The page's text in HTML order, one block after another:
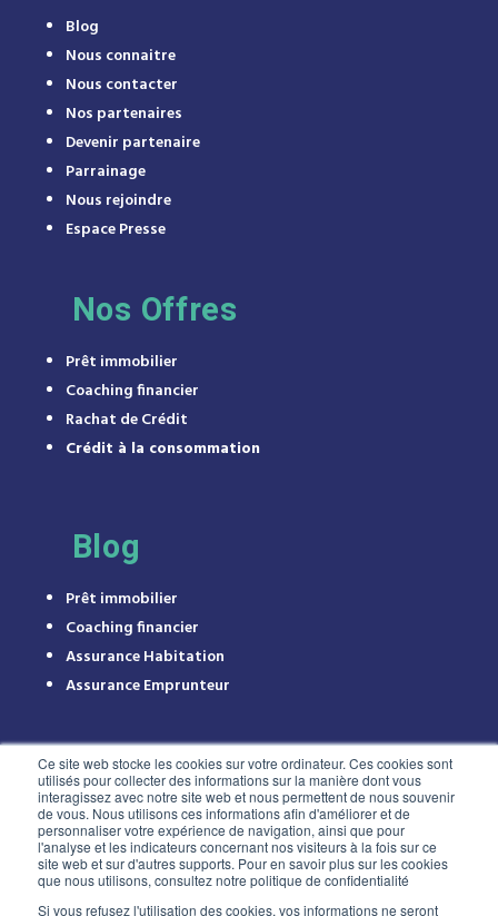
Ce site web stocke les cookies sur votre ordinateur. Ces cookies sont
utilisés pour collecter des informations sur la manière dont vous
interagissez avec notre site web et nous permettent de nous souvenir
de vous. Nous utilisons ces informations afin d'améliorer et de
personnaliser votre expérience de navigation, ainsi que pour
l'analyse et les indicateurs concernant nos visiteurs à la fois sur ce
site web et sur d'autres supports. Pour en savoir plus sur les cookies
que nous utilisons, consultez notre politique de confidentialité
Si vous refusez l'utilisation des cookies, vos informations ne seront
Blog
Nous connaitre
Nous contacter
Nos partenaires
Devenir partenaire
Parrainage
Nous rejoindre
Espace Presse
Nos Offres
Prêt immobilier
Coaching financier
Rachat de Crédit
Crédit à la consommation
Blog
Prêt immobilier
Coaching financier
Assurance Habitation
Assurance Emprunteur